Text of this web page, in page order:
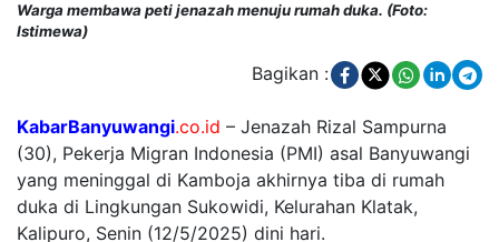
Warga membawa peti jenazah menuju rumah duka. (Foto:
Istimewa)
Bagikan :
KabarBanyuwangi.co.id – Jenazah Rizal Sampurna
(30), Pekerja Migran Indonesia (PMI) asal Banyuwangi
yang meninggal di Kamboja akhirnya tiba di rumah
duka di Lingkungan Sukowidi, Kelurahan Klatak,
Kalipuro, Senin (12/5/2025) dini hari.